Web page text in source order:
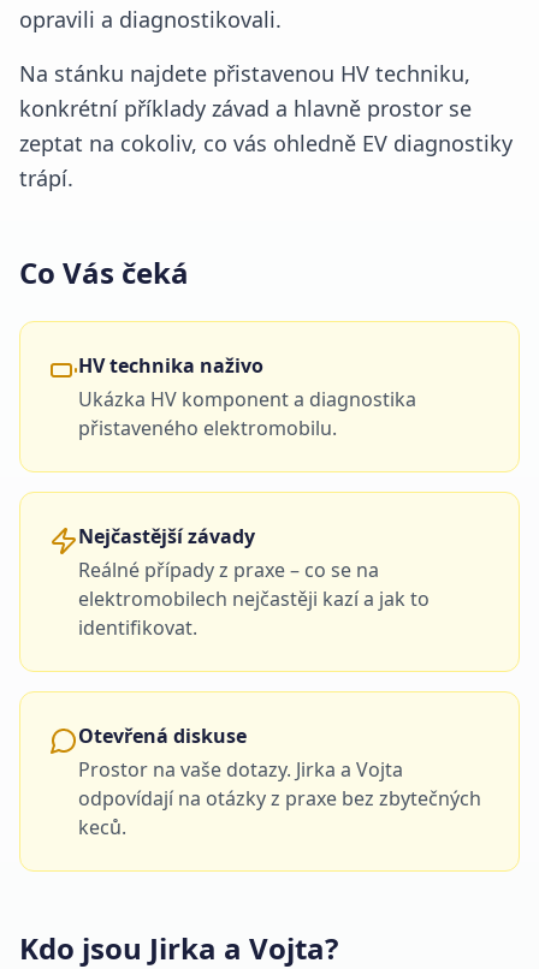
opravili a diagnostikovali.
Na stánku najdete přistavenou HV techniku,
konkrétní příklady závad a hlavně prostor se
zeptat na cokoliv, co vás ohledně EV diagnostiky
trápí.
Co Vás čeká
HV technika naživo
Ukázka HV komponent a diagnostika
přistaveného elektromobilu.
Nejčastější závady
Reálné případy z praxe – co se na
elektromobilech nejčastěji kazí a jak to
identifikovat.
Otevřená diskuse
Prostor na vaše dotazy. Jirka a Vojta
odpovídají na otázky z praxe bez zbytečných
keců.
Kdo jsou Jirka a Vojta?